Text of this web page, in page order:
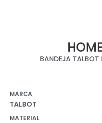
BANDEJA TALBOT
MARCA
TALBOT
MATERIAL